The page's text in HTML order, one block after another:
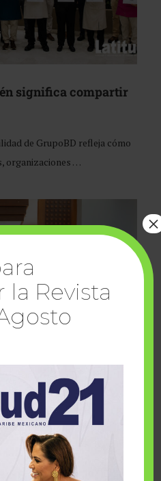
significa compartir
de GrupoBD refleja cómo
organizaciones …
cumplen
y Make-A-Wish
la Revista
×